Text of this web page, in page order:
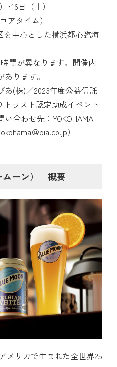
･16日（土）
アタイム）
を中心とした横浜都心臨海
間が異なります。開催内
ります。
(株)／2023年度公益信託
トラスト認定助成イベント
合わせ先：YOKOHAMA
＠pia.co.jp）
ムーン） 概要
メリカで生まれた全世界25